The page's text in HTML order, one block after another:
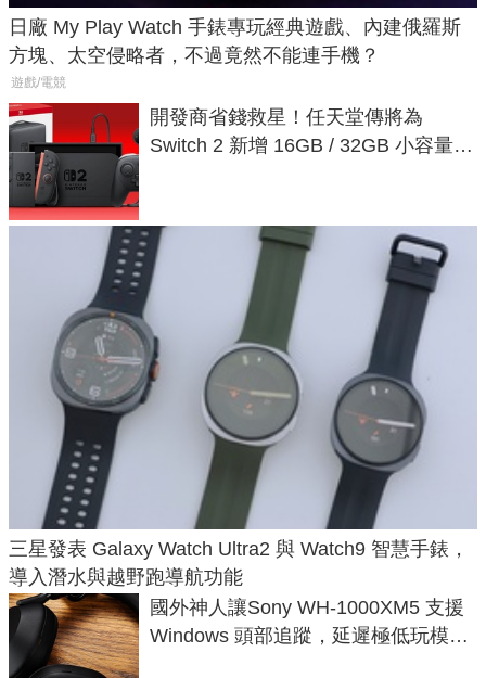
日廠 My Play Watch 手錶專玩經典遊戲、內建俄羅斯
方塊、太空侵略者，不過竟然不能連手機？
遊戲/電競
開發商省錢救星！任天堂傳將為
Switch 2 新增 16GB / 32GB 小容量遊
三星發表 Galaxy Watch Ultra2 與 Watch9 智慧手錶，
導入潛水與越野跑導航功能
國外神人讓Sony WH-1000XM5 支援
Windows 頭部追蹤，延遲極低玩模擬